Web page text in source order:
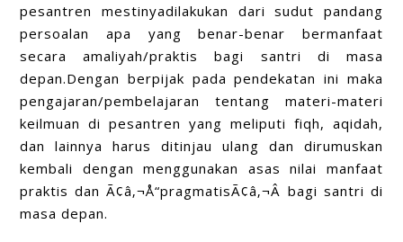
pesantren mestinyadilakukan dari sudut pandang
persoalan apa yang benar-benar bermanfaat
secara amaliyah/praktis bagi santri di masa
depan.Dengan berpijak pada pendekatan ini maka
pengajaran/pembelajaran tentang materi-materi
keilmuan di pesantren yang meliputi fiqh, aqidah,
dan lainnya harus ditinjau ulang dan dirumuskan
kembali dengan menggunakan asas nilai manfaat
praktis dan Ã¢â‚¬Å“pragmatisÃ¢â‚¬Â bagi santri di
masa depan.